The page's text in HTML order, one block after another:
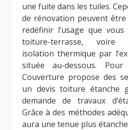
une fuite dans les tuiles.
de rénovation peuvent être
redéfinir l’usage que
toiture-terrasse, voire
isolation thermique par
située au-dessous.
Couverture propose des
un devis toiture étanche
demande de travaux
Grâce à des méthodes
aura une tenue plus